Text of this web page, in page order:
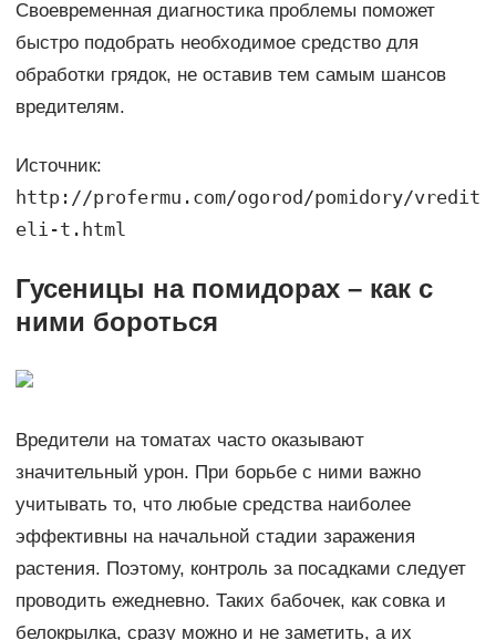
Своевременная диагностика проблемы поможет
быстро подобрать необходимое средство для
обработки грядок, не оставив тем самым шансов
вредителям.
Источник:
http://profermu.com/ogorod/pomidory/vredit
eli-t.html
Гусеницы на помидорах – как с
ними бороться
Вредители на томатах часто оказывают
значительный урон. При борьбе с ними важно
учитывать то, что любые средства наиболее
эффективны на начальной стадии заражения
растения. Поэтому, контроль за посадками следует
проводить ежедневно. Таких бабочек, как совка и
белокрылка, сразу можно и не заметить, а их